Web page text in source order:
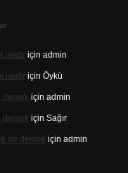
nediriçin admin
nediriçin Öykü
demek için admin
demek için Sağır
ne demek için admin